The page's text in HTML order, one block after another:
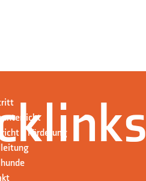
+ Förderung